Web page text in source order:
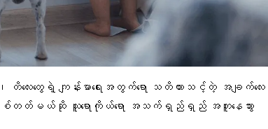
လေးတွေရဲ့ ကျန်းမာရေးအတွက်ရော သတိထားသင့်တဲ့ အချက်လေး
စ်တတ်မယ်ဆို သူရောကိုယ်ရော အသက်ရှည်ရှည် အတူနေသွား